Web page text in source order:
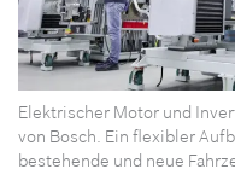
Elektrischer Motor und
von Bosch. Ein flexibler
bestehende und neue